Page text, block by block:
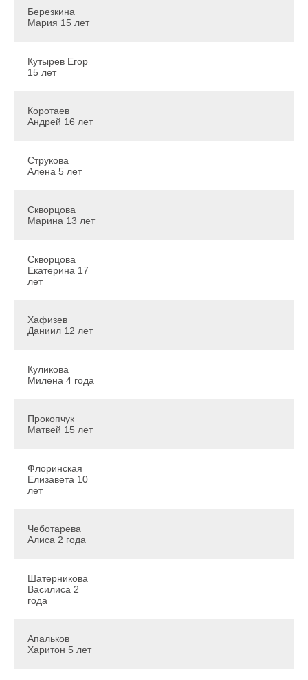
Березкина
Мария 15 лет
Кутырев Егор
15 лет
Коротаев
Андрей 16 лет
Струкова
Алена 5 лет
Скворцова
Марина 13 лет
Скворцова
Екатерина 17
лет
Хафизев
Даниил 12 лет
Куликова
Милена 4 года
Прокопчук
Матвей 15 лет
Флоринская
Елизавета 10
лет
Чеботарева
Алиса 2 года
Шатерникова
Василиса 2
года
Апальков
Харитон 5 лет